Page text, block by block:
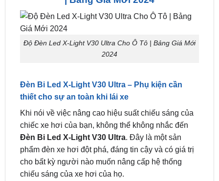
được hỗ trợ bởi đội ngũ kỹ thuật viên tận tâm.
Độ Đèn Led X-Light V30 Ultra Cho Ô Tô
| Bảng Giá Mới 2024
Độ Đèn Led X-Light V30 Ultra Cho Ô Tô | Bảng Giá Mới
2024
Đèn Bi Led X-Light V30 Ultra – Phụ kiện cần
thiết cho sự an toàn khi lái xe
Khi nói về việc nâng cao hiệu suất chiếu sáng của
chiếc xe hơi của bạn, không thể không nhắc đến
Đèn Bi Led X-Light V30 Ultra